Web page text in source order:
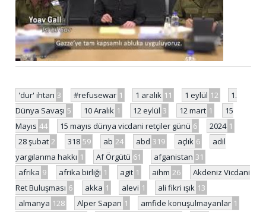
'dur' ihtarı 3 #refusewar 1 1 aralık 11 1 eylül 12
1.
Dünya Savaşı 5 10 Aralık 1 12 eylül 3 12 mart 1
15
Mayıs 44 15 mayıs dünya vicdani retçiler günü 6 2024 1
28 şubat 2 318 59 ab 24 abd 319 açlık 6
adil
yargılanma hakkı 1 Af Örgütü 61 afganistan 31
afrika 9 afrika birliği 1 agit 1 aihm 26
Akdeniz Vicdani
Ret Buluşması 6 akka 1 alevi 1 ali fikri ışık 13
almanya 128 Alper Sapan 1 amfide konuşulmayanlar 1